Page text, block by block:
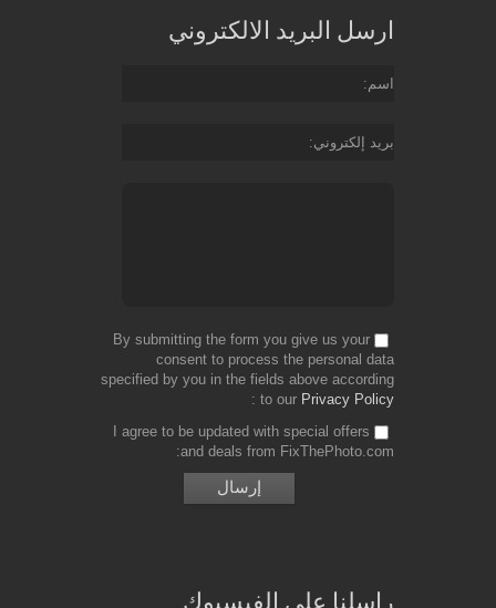
ارسل البريد الالكتروني
اسم
بريد إلكتروني
By submitting the form you give us your
consent to process the personal data
specified by you in the fields above according
to our Privacy Policy
I agree to be updated with special offers
and deals from FixThePhoto.com
راسلنا على الفيسبوك